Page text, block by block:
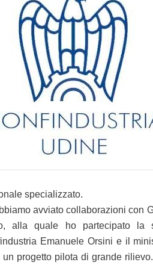
specializzato.
avviato collaborazioni con
alla quale ho partecipato la
Emanuele Orsini e il
un progetto pilota di grande